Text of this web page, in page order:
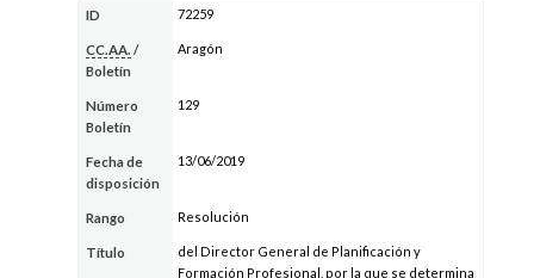
ID 72259
CC.AA. /
Boletín
Aragón
Número
Boletín
129
Fecha de
disposición
13/06/2019
Rango Resolución
Título
del Director General de Planificación y
Formación Profesional, por la que se determina